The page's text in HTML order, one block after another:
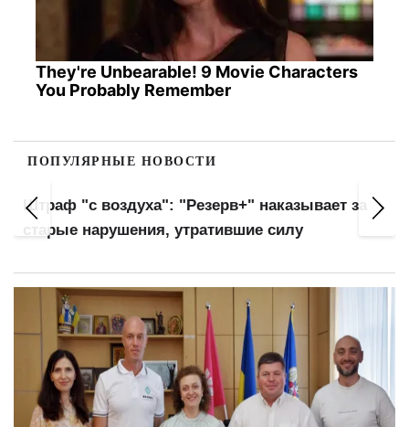
They're Unbearable! 9 Movie Characters
You Probably Remember
ПОПУЛЯРНЫЕ НОВОСТИ
Украинцев автоматически внесут в базы ТЦК:
новые правила военного учета